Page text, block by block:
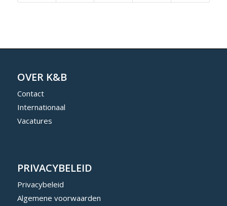
OVER K&B
Contact
Internationaal
Vacatures
PRIVACYBELEID
Privacybeleid
Algemene voorwaarden